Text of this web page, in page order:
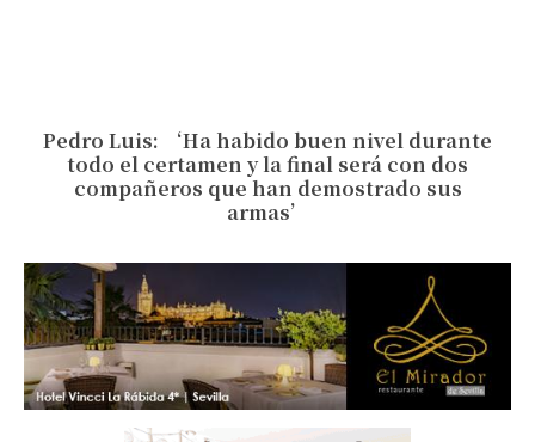
Pedro Luis: ‘Ha habido buen nivel durante
todo el certamen y la final será con dos
compañeros que han demostrado sus
armas’